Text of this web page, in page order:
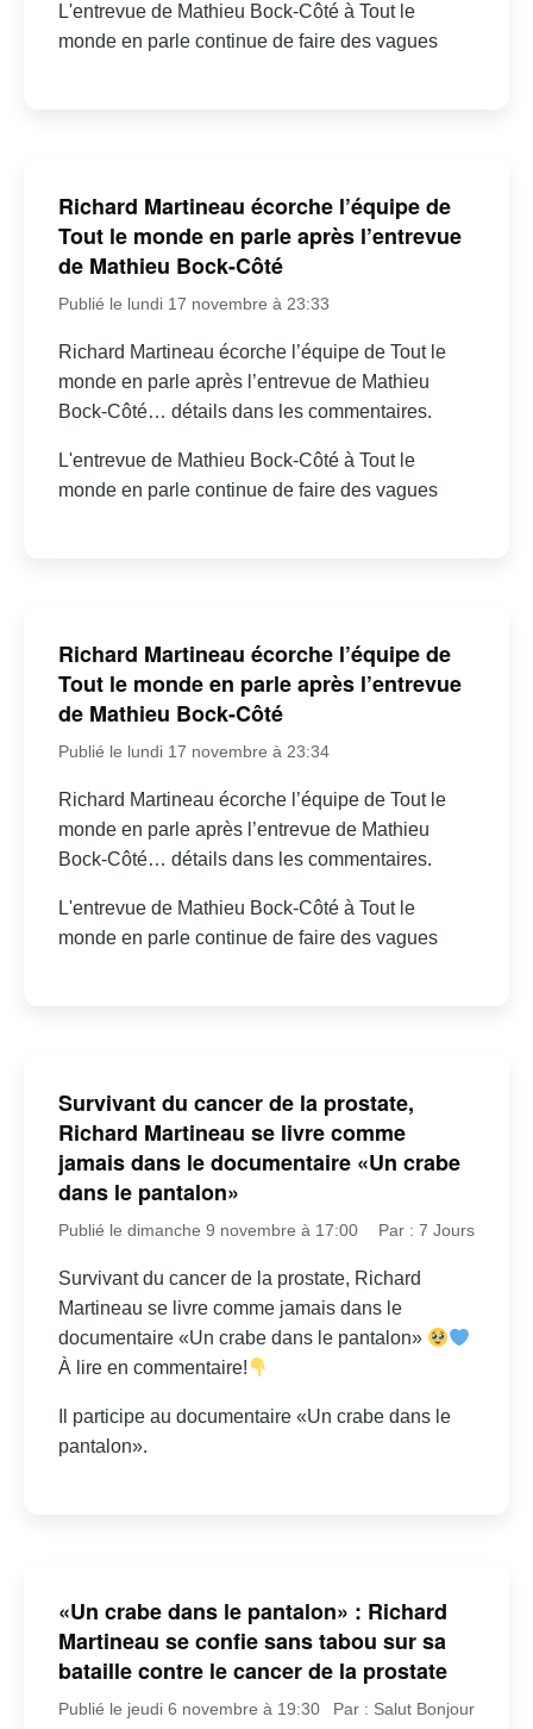
L'entrevue de Mathieu Bock-Côté à Tout le
monde en parle continue de faire des vagues
Richard Martineau écorche l’équipe de
Tout le monde en parle après l’entrevue
de Mathieu Bock-Côté
Publié le lundi 17 novembre à 23:33
Richard Martineau écorche l’équipe de Tout le
monde en parle après l’entrevue de Mathieu
Bock-Côté… détails dans les commentaires.
L'entrevue de Mathieu Bock-Côté à Tout le
monde en parle continue de faire des vagues
Richard Martineau écorche l’équipe de
Tout le monde en parle après l’entrevue
de Mathieu Bock-Côté
Publié le lundi 17 novembre à 23:34
Richard Martineau écorche l’équipe de Tout le
monde en parle après l’entrevue de Mathieu
Bock-Côté… détails dans les commentaires.
L'entrevue de Mathieu Bock-Côté à Tout le
monde en parle continue de faire des vagues
Survivant du cancer de la prostate,
Richard Martineau se livre comme
jamais dans le documentaire «Un crabe
dans le pantalon»
Publié le dimanche 9 novembre à 17:00 Par : 7 Jours
Survivant du cancer de la prostate, Richard
Martineau se livre comme jamais dans le
documentaire «Un crabe dans le pantalon»
À lire en commentaire!
Il participe au documentaire «Un crabe dans le
pantalon».
«Un crabe dans le pantalon» : Richard
Martineau se confie sans tabou sur sa
bataille contre le cancer de la prostate
Publié le jeudi 6 novembre à 19:30 Par : Salut Bonjour